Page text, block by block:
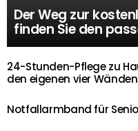
Der Weg zur
finden Sie den
24-Stunden-Pflege zu
den eigenen vier Wänden
Notfallarmband für